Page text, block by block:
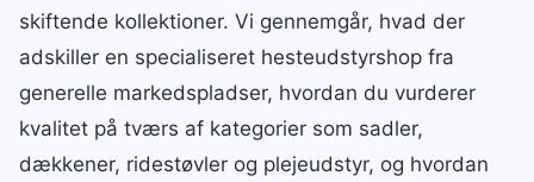
skiftende kollektioner. Vi gennemgår, hvad der
adskiller en specialiseret hesteudstyrshop fra
generelle markedspladser, hvordan du vurderer
kvalitet på tværs af kategorier som sadler,
dækkener, ridestøvler og plejeudstyr, og hvordan